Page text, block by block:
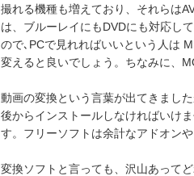
撮れる機種も増えており、それらは
は、ブルーレイにもDVDにも対応し
ので､PCで見れればいいという人は
変えると良いでしょう。ちなみに、
動画の変換という言葉が出てきまし
後からインストールしなければいけ
す。フリーソフトは余計なアドオン
変換ソフトと言っても、沢山あって